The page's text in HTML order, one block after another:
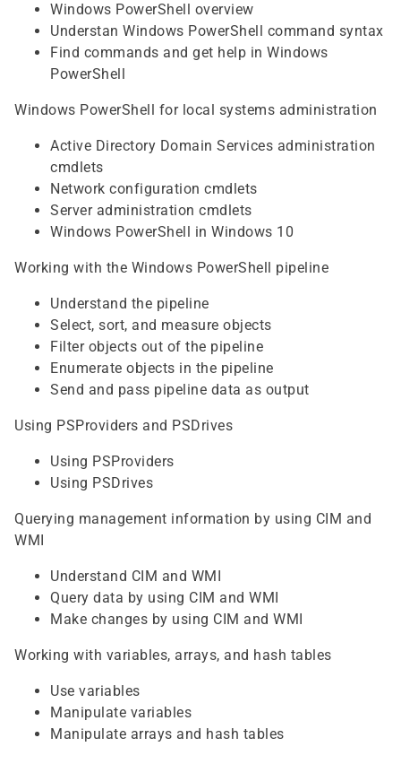
Windows PowerShell overview
Understan Windows PowerShell command syntax
Find commands and get help in Windows
PowerShell
Windows PowerShell for local systems administration
Active Directory Domain Services administration
cmdlets
Network configuration cmdlets
Server administration cmdlets
Windows PowerShell in Windows 10
Working with the Windows PowerShell pipeline
Understand the pipeline
Select, sort, and measure objects
Filter objects out of the pipeline
Enumerate objects in the pipeline
Send and pass pipeline data as output
Using PSProviders and PSDrives
Using PSProviders
Using PSDrives
Querying management information by using CIM and
WMI
Understand CIM and WMI
Query data by using CIM and WMI
Make changes by using CIM and WMI
Working with variables, arrays, and hash tables
Use variables
Manipulate variables
Manipulate arrays and hash tables